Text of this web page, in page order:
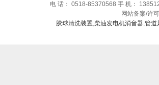
电 话： 0518-85370568 手 机：
网站备案/许
胶球清洗装置,柴油发电机消音器,管道